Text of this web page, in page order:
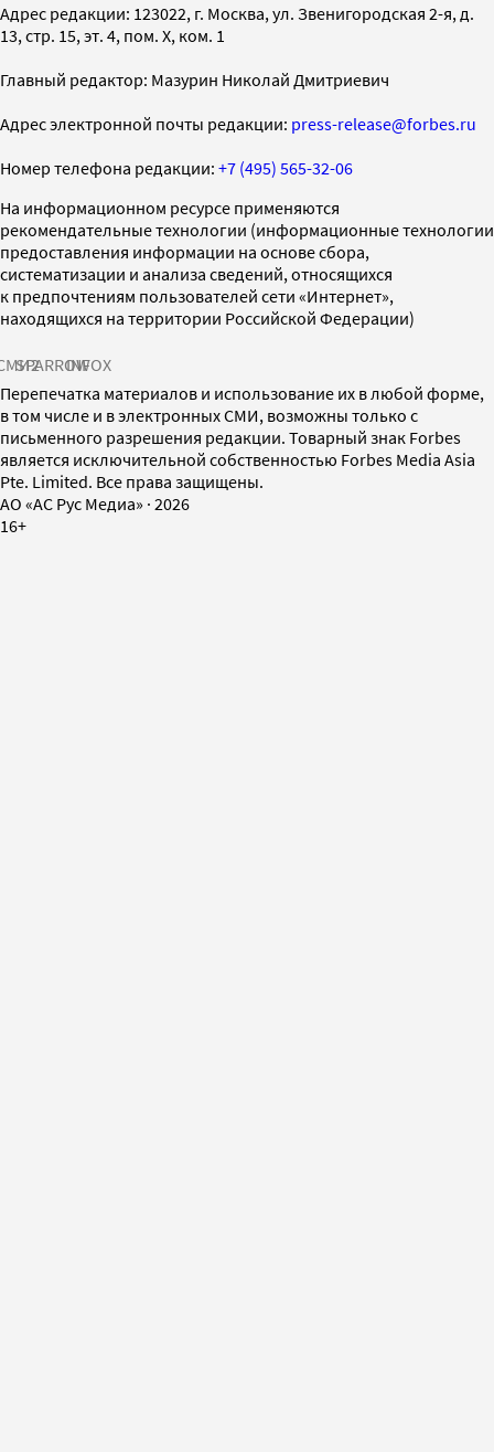
Адрес редакции: 123022, г. Москва, ул. Звенигородская 2-я, д.
13, стр. 15, эт. 4, пом. X, ком. 1
Главный редактор: Мазурин Николай Дмитриевич
Адрес электронной почты редакции: press-release@forbes.ru
Номер телефона редакции: +7 (495) 565-32-06
На информационном ресурсе применяются
рекомендательные технологии (информационные технологии
предоставления информации на основе сбора,
систематизации и анализа сведений, относящихся
к предпочтениям пользователей сети «Интернет»,
находящихся на территории Российской Федерации)
SPARROWINFOX
Перепечатка материалов и использование их в любой форме,
в том числе и в электронных СМИ, возможны только с
письменного разрешения редакции. Товарный знак Forbes
является исключительной собственностью Forbes Media Asia
Pte. Limited. Все права защищены.
AO «АС Рус Медиа» · 2026
16+